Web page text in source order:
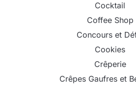
Cocktail
Coffee Shop
Concours et
Cookies
Crêperie
Crêpes Gaufres et